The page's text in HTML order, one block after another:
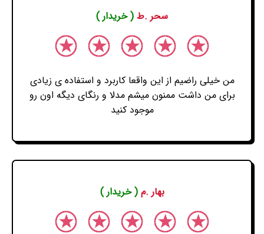
سحر .ط ( خریدار )
من خیلی راضیم از این واقعا کاربرد و استفاده ی زیادی
برای من داشت ممنون میشم مدلا و رنگای دیگه اون رو
موجود کنید
بهار .م( خریدار )